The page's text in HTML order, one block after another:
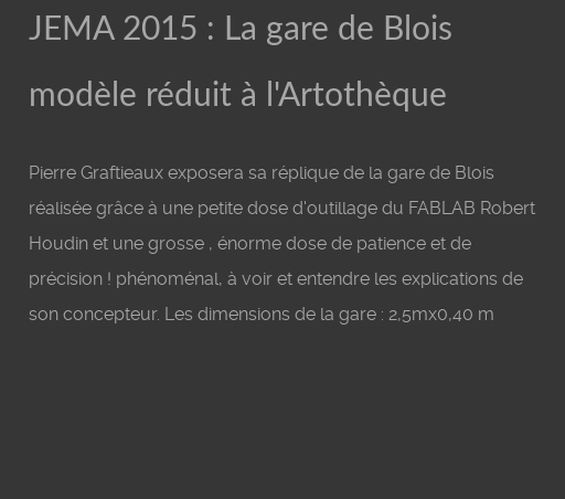
JEMA 2015 : La gare de Blois
modèle réduit à l'Artothèque
Pierre Graftieaux exposera sa réplique de la gare de Blois
réalisée grâce à une petite dose d'outillage du FABLAB Robert
Houdin et une grosse , énorme dose de patience et de
précision ! phénoménal, à voir et entendre les explications de
son concepteur. Les dimensions de la gare : 2,5mx0,40 m